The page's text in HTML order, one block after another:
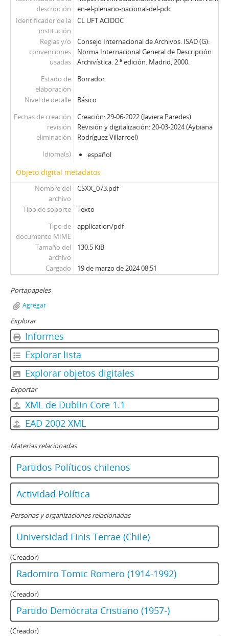
descripción
en-el-plenario-nacional-del-pdc
Identificador de la
institución
CL UFT ACIDOC
Reglas y/o
convenciones
usadas
Consejo Internacional de Archivos. ISAD (G):
Norma Internacional General de Descripción
Archivística. 2.ª edición. Madrid, 2000.
Estado de
elaboración
Borrador
Nivel de detalle
Básico
Fechas de creación
revisión
eliminación
Creación: 29-06-2022 (Javiera Paredes)
Revisión y digitalización: 20-03-2024 (Aybiana
Rodríguez Villarroel)
Idioma(s)
español
Objeto digital metadatos
Nombre del
archivo
CSXX_073.pdf
Tipo de soporte
Texto
Tipo de
documento MIME
application/pdf
Tamaño del
archivo
130.5 KiB
Cargado 19 de marzo de 2024 08:51
Portapapeles
Agregar
Explorar
Informes
Explorar lista
Explorar objetos digitales
Exportar
XML de Dublin Core 1.1
EAD 2002 XML
Materias relacionadas
Partidos Políticos chilenos
Actividad Política
Personas y organizaciones relacionadas
Universidad Finis Terrae (Chile)
(Creador)
Radomiro Tomic Romero (1914-1992)
(Creador)
Partido Demócrata Cristiano (1957-)
(Creador)